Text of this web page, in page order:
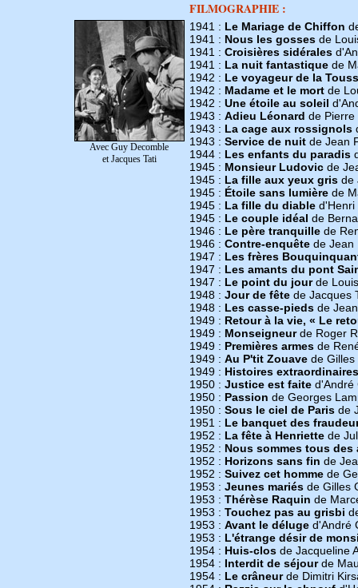
FILMOGRAPHIE :
Avec Guy Decomble
et Jacques Tati
1941 : Le Mariage de Chiffon
1941 : Nous les gosses de
1941 : Croisières sidérales
1941 : La nuit fantastique de
1942 : Le voyageur de la
1942 : Madame et le mort de
1942 : Une étoile au soleil
1943 : Adieu Léonard de Pierre
1943 : La cage aux rossignols
1943 : Service de nuit de Jean
1944 : Les enfants du paradis
1945 : Monsieur Ludovic de
1945 : La fille aux yeux gris de
1945 : Étoile sans lumière de
1945 : La fille du diable d'Henri
1945 : Le couple idéal de
1946 : Le père tranquille de
1946 : Contre-enquête de Jean
1947 : Les frères
1947 : Les amants du pont
1947 : Le point du jourde
1948 : Jour de fête de Jacques
1948 : Les casse-pieds de
1949 : Retour à la vie, « Le
1949 : Monseigneurde Roger
1949 : Premières armes de
1949 : Au P'tit Zouave de
1949 : Histoires extraordinaires
1950 : Justice est faite d'André
1950 : Passion de Georges
1950 : Sous le ciel de Paris de
1951 : Le banquet des
1952 : La fête à Henriette de
1952 : Nous sommes tous des
1952 : Horizons sans fin de
1952 : Suivez cet homme de
1953 : Jeunes mariés de Gilles
1953 : Thérèse Raquin de
1953 : Touchez pas au grisbi
1953 : Avant le déluge d'André
1953 : L'étrange désir de
1954 : Huis-clos de Jacqueline
1954 : Interdit de séjourde
1954 : Le crâneurde Dimitri